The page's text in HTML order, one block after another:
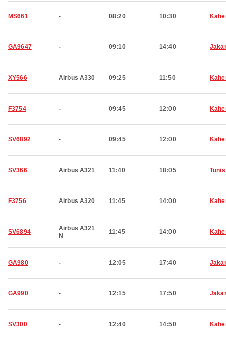
MS661 - 08:20 10:30
GA9647 - 09:10 14:40
XY566 Airbus A330 09:25 11:50
F3754 - 09:45 12:00
SV6892 - 09:45 12:00
SV366 Airbus A321 11:40 18:05 Tunis
F3756 Airbus A320 11:45 14:00
SV6894
Airbus A321
N
11:45 14:00
GA980 - 12:05 17:40
GA990 - 12:15 17:50
SV300 - 12:40 14:50